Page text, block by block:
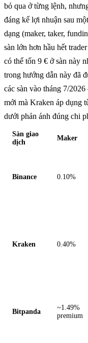
bỏ qua ở từng lệnh,
đáng kể lợi nhuận sau
dạng (maker, taker,
sàn lớn hơn hầu hết
có thể tốn 9 € ở sàn này
trong hướng dẫn này đã
các sàn vào tháng 7/
mới mà Kraken áp dụng
dưới phản ánh đúng chi
Sàn giao
dịch
Maker
Binance 0.10%
Kraken 0.40%
Bitpanda
~1.49%
premium